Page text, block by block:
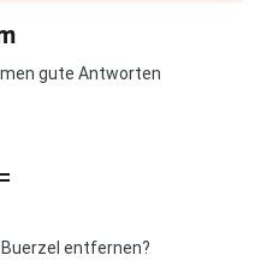
gute Antworten
Buerzel entfernen?